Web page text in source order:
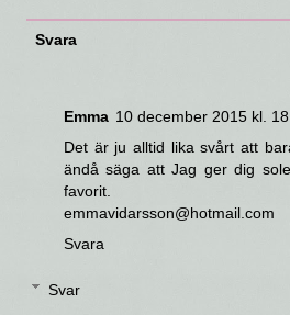
Svara
Emma 10 december 2015 kl.
Det är ju alltid lika svårt att
ändå säga att Jag ger dig
favorit.
emmavidarsson@hotmail.com
Svara
Svar